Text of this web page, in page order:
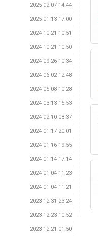
2025-02-07 14:44
2025-01-13 17:00
2024-10-21 10:51
2024-10-21 10:50
2024-09-26 10:34
2024-06-02 12:48
2024-05-08 10:28
2024-03-13 15:53
2024-02-10 08:37
2024-01-17 20:01
2024-01-16 19:55
2024-01-14 17:14
2024-01-04 11:23
2024-01-04 11:21
2023-12-31 23:24
2023-12-23 10:52
2023-12-21 01:50